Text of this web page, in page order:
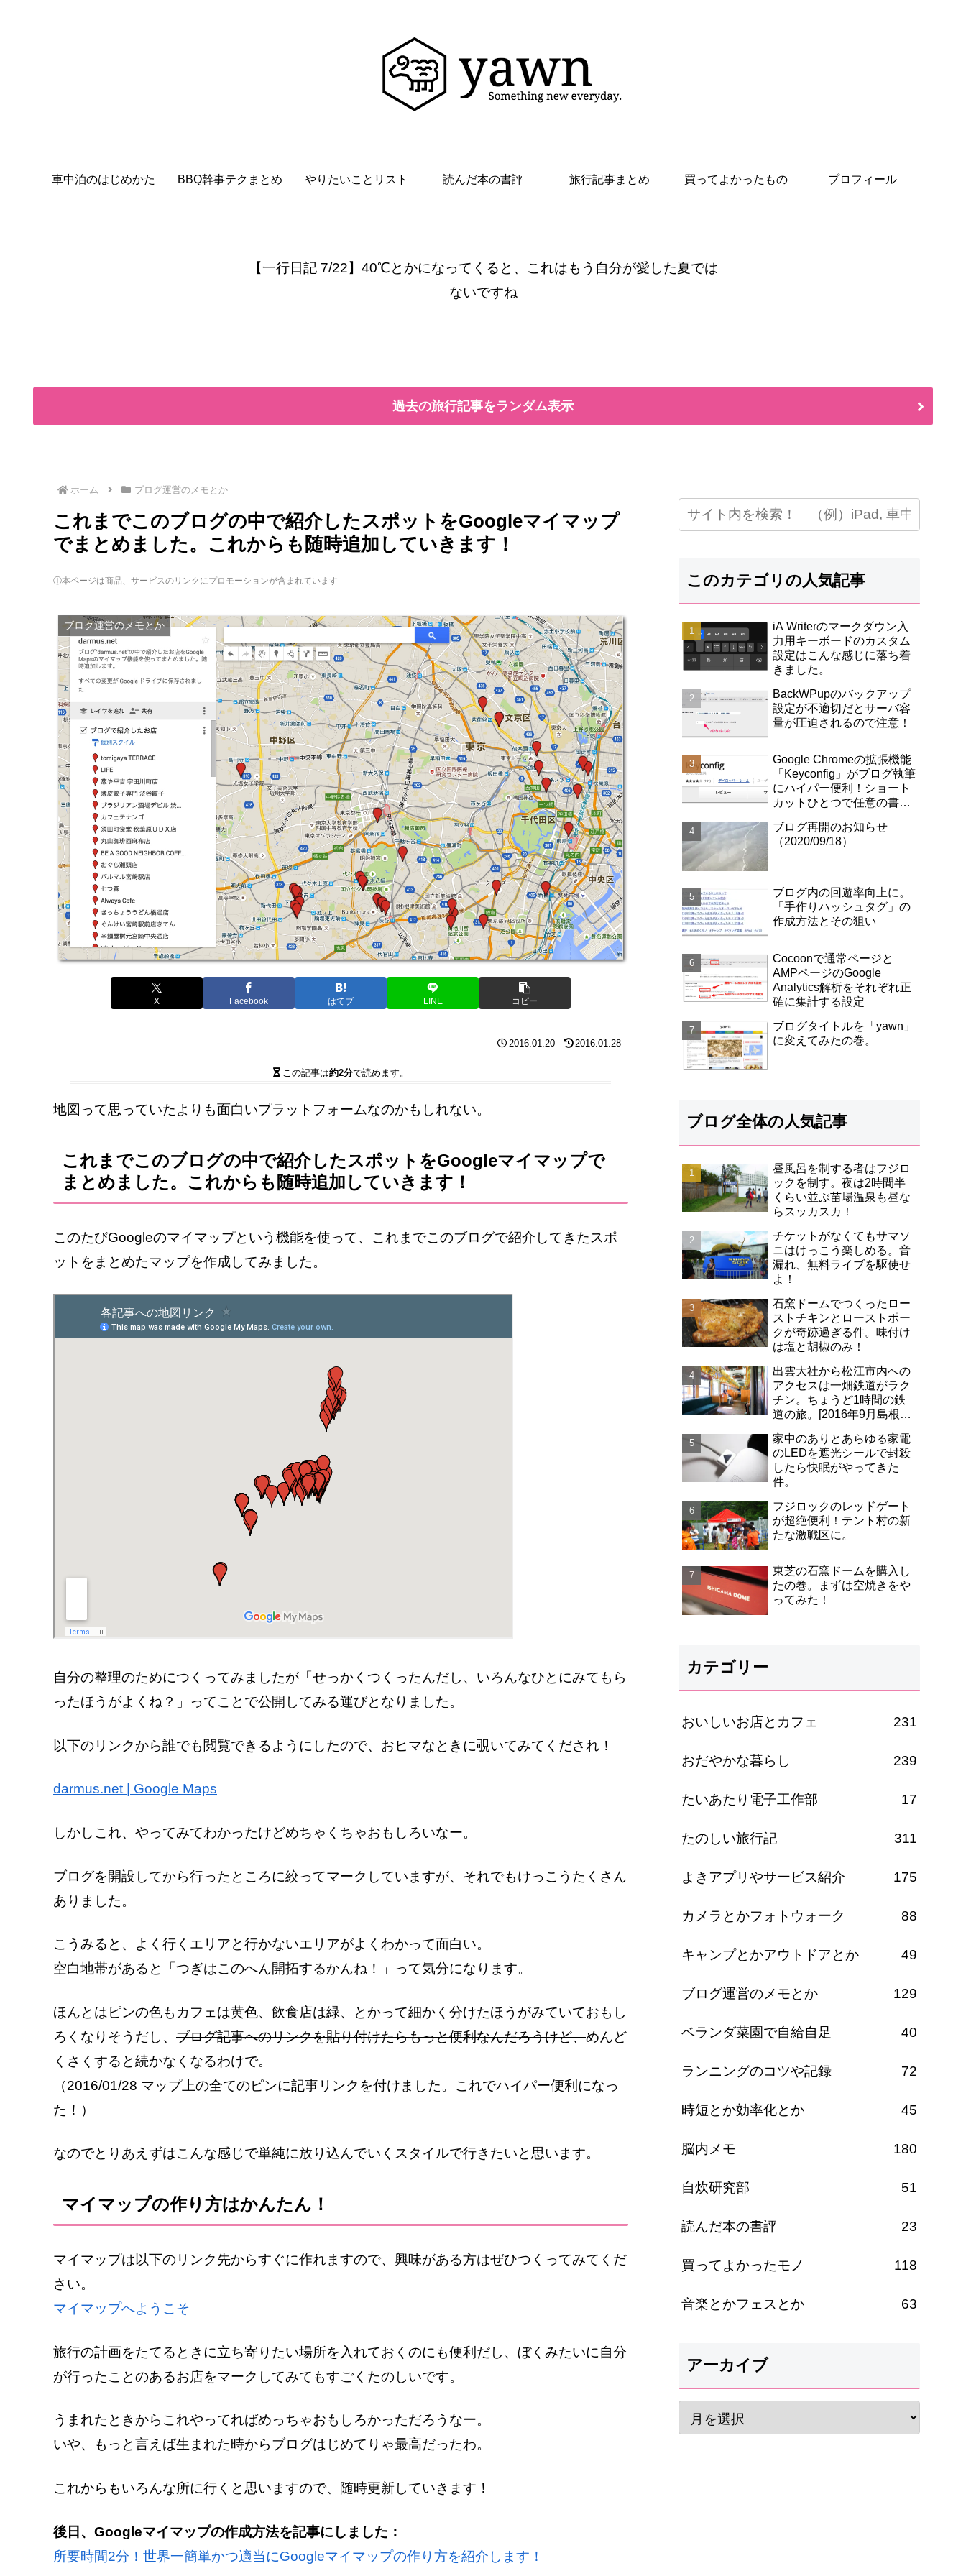
車中泊のはじめかた BBQ幹事テクまとめ やりたいことリスト 読んだ本の書評 旅行記事まとめ 買ってよかったもの プロフィール
【一行日記 7/22】40℃とかになってくると、これはもう自分が愛した夏では
ないですね
過去の旅行記事をランダム表示
ホーム ブログ運営のメモとか
これまでこのブログの中で紹介したスポットをGoogleマイマップ
でまとめました。これからも随時追加していきます！
ⓘ本ページは商品、サービスのリンクにプロモーションが含まれています
ブログ運営のメモとか
X Facebook はてブ LINE コピー
2016.01.20 2016.01.28
この記事は約2分で読めます。
地図って思っていたよりも面白いプラットフォームなのかもしれない。
これまでこのブログの中で紹介したスポットをGoogleマイマップで
まとめました。これからも随時追加していきます！
このたびGoogleのマイマップという機能を使って、これまでこのブログで紹介してきたスポ
ットをまとめたマップを作成してみました。
自分の整理のためにつくってみましたが「せっかくつくったんだし、いろんなひとにみてもら
ったほうがよくね？」ってことで公開してみる運びとなりました。
以下のリンクから誰でも閲覧できるようにしたので、おヒマなときに覗いてみてくだされ！
darmus.net | Google Maps
しかしこれ、やってみてわかったけどめちゃくちゃおもしろいなー。
ブログを開設してから行ったところに絞ってマークしていますが、それでもけっこうたくさん
ありました。
こうみると、よく行くエリアと行かないエリアがよくわかって面白い。
空白地帯があると「つぎはこのへん開拓するかんね！」って気分になります。
ほんとはピンの色もカフェは黄色、飲食店は緑、とかって細かく分けたほうがみていておもし
ろくなりそうだし、 ブログ記事へのリンクを貼り付けたらもっと便利なんだろうけど、めんど
くさくすると続かなくなるわけで。
（2016/01/28 マップ上の全てのピンに記事リンクを付けました。これでハイパー便利になっ
た！）
なのでとりあえずはこんな感じで単純に放り込んでいくスタイルで行きたいと思います。
マイマップの作り方はかんたん！
マイマップは以下のリンク先からすぐに作れますので、興味がある方はぜひつくってみてくだ
さい。
マイマップへようこそ
旅行の計画をたてるときに立ち寄りたい場所を入れておくのにも便利だし、ぼくみたいに自分
が行ったことのあるお店をマークしてみてもすごくたのしいです。
うまれたときからこれやってればめっちゃおもしろかっただろうなー。
いや、もっと言えば生まれた時からブログはじめてりゃ最高だったわ。
これからもいろんな所に行くと思いますので、随時更新していきます！
後日、Googleマイマップの作成方法を記事にしました：
所要時間2分！世界一簡単かつ適当にGoogleマイマップの作り方を紹介します！
このカテゴリの人気記事
iA Writerのマークダウン入
力用キーボードのカスタム
設定はこんな感じに落ち着
きました。
BackWPupのバックアップ
設定が不適切だとサーバ容
量が圧迫されるので注意！
Google Chromeの拡張機能
「Keyconfig」がブログ執筆
にハイパー便利！ショート
カットひとつで任意の書式
リンクが取得できます！
ブログ再開のお知らせ
（2020/09/18）
ブログ内の回遊率向上に。
「手作りハッシュタグ」の
作成方法とその狙い
Cocoonで通常ページと
AMPページのGoogle
Analytics解析をそれぞれ正
確に集計する設定
ブログタイトルを「yawn」
に変えてみたの巻。
ブログ全体の人気記事
昼風呂を制する者はフジロ
ックを制す。夜は2時間半
くらい並ぶ苗場温泉も昼な
らスッカスカ！
チケットがなくてもサマソ
ニはけっこう楽しめる。音
漏れ、無料ライブを駆使せ
よ！
石窯ドームでつくったロー
ストチキンとローストポー
クが奇跡過ぎる件。味付け
は塩と胡椒のみ！
出雲大社から松江市内への
アクセスは一畑鉄道がラク
チン。ちょうど1時間の鉄
道の旅。[2016年9月島根旅
家中のありとあらゆる家電
のLEDを遮光シールで封殺
したら快眠がやってきた
件。
フジロックのレッドゲート
が超絶便利！テント村の新
たな激戦区に。
東芝の石窯ドームを購入し
たの巻。まずは空焼きをや
ってみた！
カテゴリー
おいしいお店とカフェ 231
おだやかな暮らし 239
たいあたり電子工作部 17
たのしい旅行記 311
よきアプリやサービス紹介 175
カメラとかフォトウォーク 88
キャンプとかアウトドアとか 49
ブログ運営のメモとか 129
ベランダ菜園で自給自足 40
ランニングのコツや記録 72
時短とか効率化とか 45
脳内メモ 180
自炊研究部 51
読んだ本の書評 23
買ってよかったモノ 118
音楽とかフェスとか 63
アーカイブ